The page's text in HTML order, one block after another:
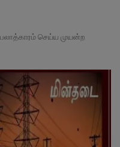
செய்ய முயன்ற